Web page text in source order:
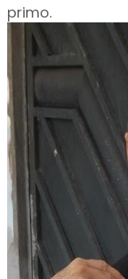
primo.